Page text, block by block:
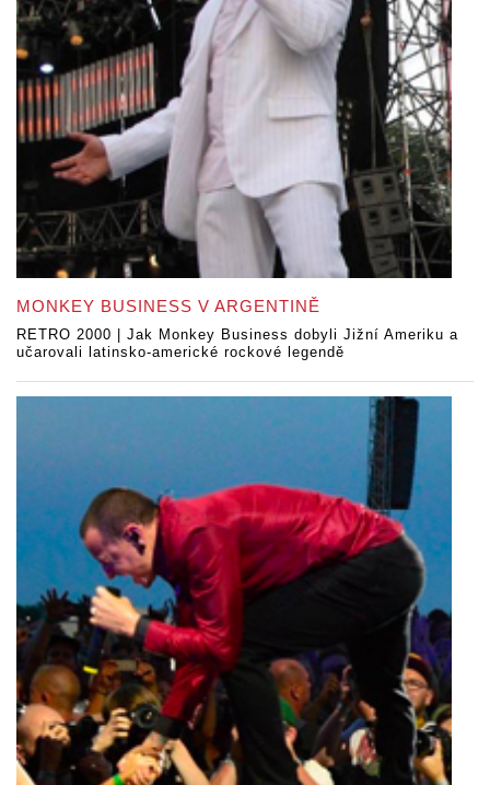
MONKEY BUSINESS V ARGENTINĚ
RETRO 2000 | Jak Monkey Business dobyli Jižní Ameriku a
učarovali latinsko-americké rockové legendě